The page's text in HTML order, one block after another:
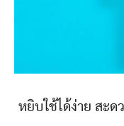
หยิบใช้ได้ง่าย สะ